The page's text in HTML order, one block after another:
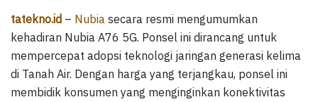
tatekno.id – Nubia secara resmi mengumumkan
kehadiran Nubia A76 5G. Ponsel ini dirancang untuk
mempercepat adopsi teknologi jaringan generasi kelima
di Tanah Air. Dengan harga yang terjangkau, ponsel ini
membidik konsumen yang menginginkan konektivitas